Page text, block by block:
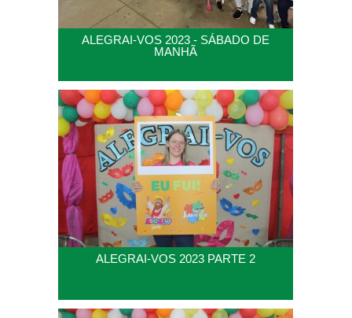
ALEGRAI-VOS 2023 - SÁBADO DE
MANHÃ
ALEGRAI-VOS 2023 PARTE 2